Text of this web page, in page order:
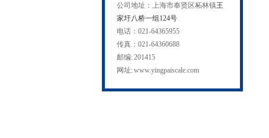
公司地址：上海市奉贤区柘林镇王
家圩八桥一组124号
电话：021-64365955
传真：021-64360688
邮编: 201415
网址:www.yingpaiscale.com